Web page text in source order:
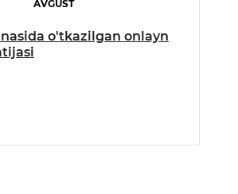
AVGUST
o'tkazilgan onlayn